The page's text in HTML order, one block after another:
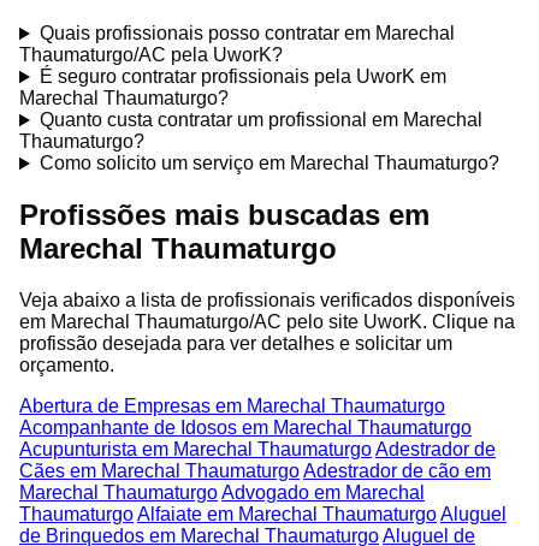
Quais profissionais posso contratar em Marechal
Thaumaturgo/AC pela UworK?
É seguro contratar profissionais pela UworK em
Marechal Thaumaturgo?
Quanto custa contratar um profissional em Marechal
Thaumaturgo?
Como solicito um serviço em Marechal Thaumaturgo?
Profissões mais buscadas em
Marechal Thaumaturgo
Veja abaixo a lista de profissionais verificados disponíveis
em Marechal Thaumaturgo/AC pelo site UworK. Clique na
profissão desejada para ver detalhes e solicitar um
orçamento.
Abertura de Empresas em Marechal Thaumaturgo
Acompanhante de Idosos em Marechal Thaumaturgo
Acupunturista em Marechal ThaumaturgoAdestrador de
Cães em Marechal ThaumaturgoAdestrador de cão em
Marechal ThaumaturgoAdvogado em Marechal
ThaumaturgoAlfaiate em Marechal ThaumaturgoAluguel
de Brinquedos em Marechal ThaumaturgoAluguel de